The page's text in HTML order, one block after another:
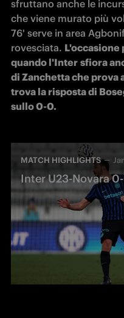
sfruttano anche le
che viene murato più
76' serve in area
rovesciata.
quando l'Inter sfiora
di Zanchetta che prova
trova la risposta di
sullo 0-0.
MATCH HIGHLIGHTS
Inter U23-Novara